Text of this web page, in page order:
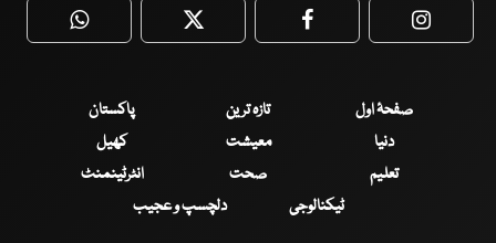
WhatsApp Twitter Facebook
صفحۂ اول تازہ ترین
پاکستان
دنیا
معیشت
کھیل
تعلیم
صحت
انٹرٹینمنٹ
ٹیکنالوجی
دلچسپ و عجیب